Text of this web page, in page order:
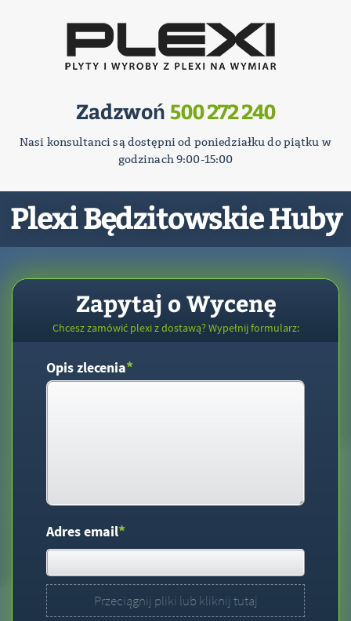
Zadzwoń 500 272 240
Nasi konsultanci są dostępni od poniedziałku do piątku w
godzinach 9:00-15:00
Plexi Będzitowskie Huby
Zapytaj o Wycenę
Chcesz zamówić plexi z dostawą? Wypełnij formularz:
Opis zlecenia*
Adres email*
Przeciągnij pliki lub kliknij tutaj